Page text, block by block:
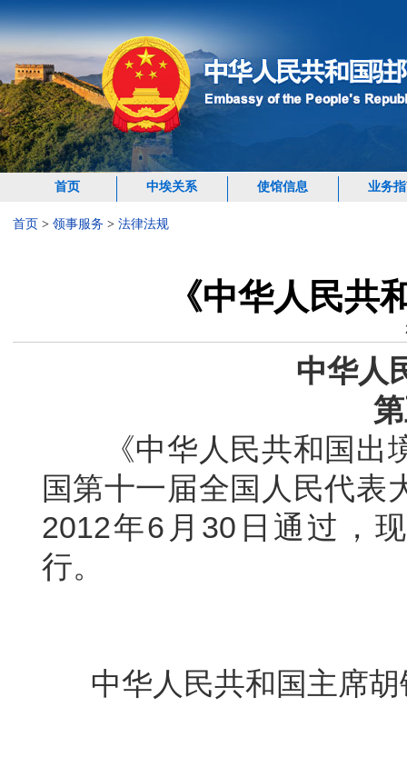
首页 中埃关系 使馆信息 业务
首页 > 领事服务 > 法律法规
《中华人民共
中华人
《中华人民共和国
国第十一届全国人民代表
2012年6月30日通过，
行。
中华人民共和国主席胡